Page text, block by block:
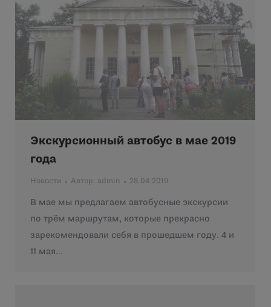
Экскурсионный автобус в мае 2019
года
Новости Автор: admin 28.04.2019
В мае мы предлагаем автобусные экскурсии
по трём маршрутам, которые прекрасно
зарекомендовали себя в прошедшем году. 4 и
11 мая…